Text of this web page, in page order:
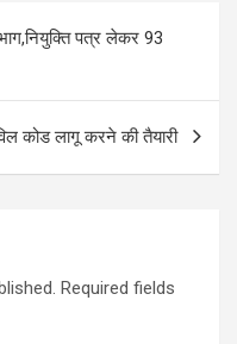
पत्र लेकर 93
कोड लागू करने की तैयारी
Required fields